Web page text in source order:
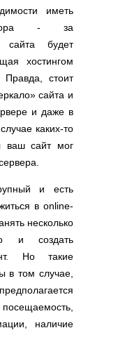
иметь
- за
сайта будет
хостингом
стоит
сайта и
и даже в
каких-то
ваш сайт мог
и есть
в online-
несколько
и создать
Но такие
в том случае,
наличие